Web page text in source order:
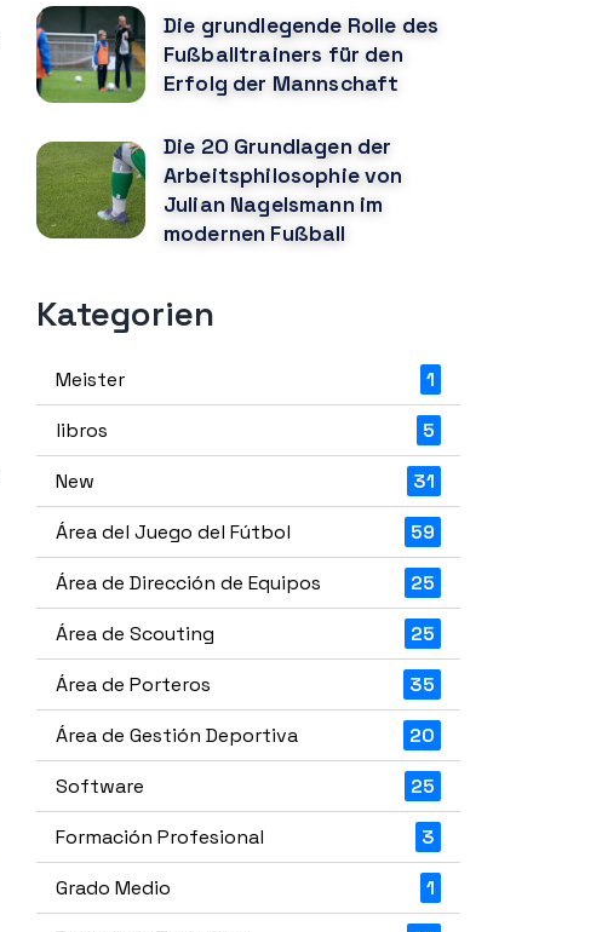
Die grundlegende Rolle des
Fußballtrainers für den
Erfolg der Mannschaft
Die 20 Grundlagen der
Arbeitsphilosophie von
Julian Nagelsmann im
modernen Fußball
Kategorien
Meister
1
libros
5
New
31
Área del Juego del Fútbol
59
Área de Dirección de Equipos
25
Área de Scouting
25
Área de Porteros
35
Área de Gestión Deportiva
20
Software
25
Formación Profesional
3
Grado Medio
1